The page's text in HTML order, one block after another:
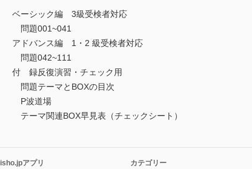
ベーシック編 3級受検者対応
問題001~041
アドバンス編 1・2 級受検者対応
問題042~111
付 録反復演習・チェック用
問題テーマとBOXの目次
P波道場
テーマ関連BOX早見表（チェックシート）
isho.jpアプリ カテゴリー